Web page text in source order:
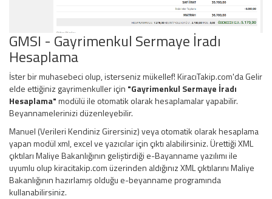
GMSI - Gayrimenkul Sermaye İradı
Hesaplama
İster bir muhasebeci olup, isterseniz mükellef! KiracıTakip.com'da Gelir
elde ettiğiniz gayrimenkuller için "Gayrimenkul Sermaye İradı
Hesaplama"modülü ile otomatik olarak hesaplamalar yapabilir.
Beyannamelerinizi düzenleyebilir.
Manuel (Verileri Kendiniz Girersiniz) veya otomatik olarak hesaplama
yapan modül xml, excel ve yazıcılar için çıktı alabilirsiniz. Ürettiği XML
çıktıları Maliye Bakanlığının geliştirdiği e-Bayanname yazılımı ile
uyumlu olup kiracitakip.com üzerinden aldığınız XML çıktılarını Maliye
Bakanlığının hazırlamış olduğu e-beyanname programında
kullanabilirsiniz.